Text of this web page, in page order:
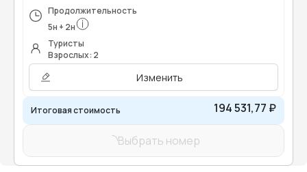
Продолжительность
5н + 2н
Туристы
Взрослых: 2
Изменить
Итоговая стоимость 194 531,77 ₽
Выбрать номер